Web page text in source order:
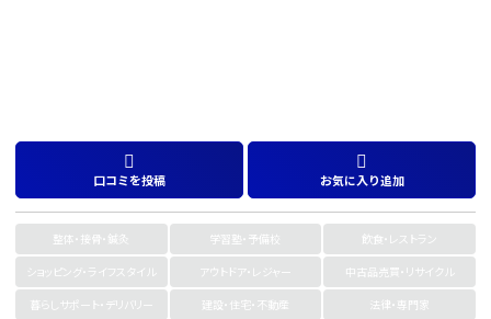
口コミを投稿 お気に入り追加
整体・接骨・鍼灸 学習塾・予備校
飲食・レストラン
ショッピング・ライフスタイル
アウトドア・レジャー
中古品売買・リサイクル
暮らしサポート・デリバリー
建設・住宅・不動産
法律・専門家